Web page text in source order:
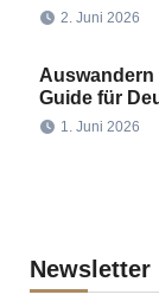
2. Juni 2026
Auswandern
Guide für
1. Juni 2026
Newsletter